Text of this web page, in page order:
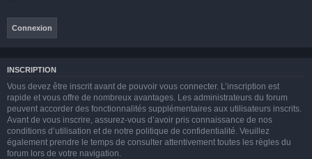
INSCRIPTION
Vous devez être inscrit avant de pouvoir vous connecter. L’inscription est
rapide et vous offre de nombreux avantages. Les administrateurs du forum
peuvent accorder des fonctionnalités supplémentaires aux utilisateurs inscrits.
Avant de vous inscrire, assurez-vous d’avoir pris connaissance de nos
conditions d’utilisation et de notre politique de confidentialité. Veuillez
également prendre le temps de consulter attentivement toutes les règles du
forum lors de votre navigation.